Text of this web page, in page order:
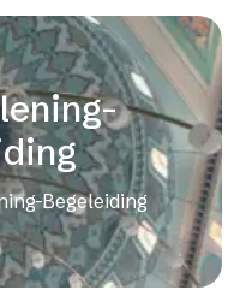
Begeleiding